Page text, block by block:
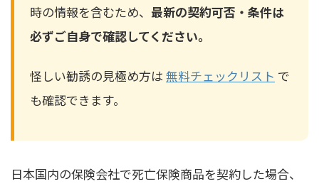
時の情報を含むため、 最新の契約可否・条件は
必ずご自身で確認してください。
怪しい勧誘の見極め方は無料チェックリスト で
も確認できます。
日本国内の保険会社で死亡保険商品を契約した場合、